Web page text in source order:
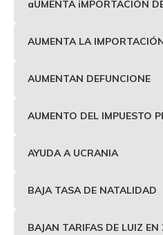
aUMENTA iMPORTACIÓN
AUMENTA LA
AUMENTAN DEFUNCIONE
AUMENTO DEL IMPUESTO
AYUDA A UCRANIA
BAJA TASA DE NATALIDAD
BAJAN TARIFAS DE LUIZ EN